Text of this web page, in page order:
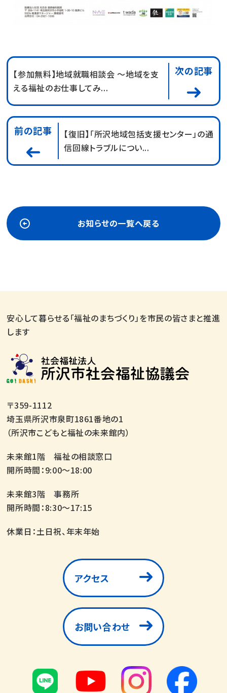
前の記事
【復旧】「所沢地域包括支援センター」の通
信回線トラブルについ...
【参加無料】地域就職相談会 ～地域を支
える福祉のお仕事してみ...
次の記事
お知らせの一覧へ戻る
安心して暮らせる「福祉のまちづくり」を市民の皆さまと推進
します
〒359-1112
埼玉県所沢市泉町1861番地の1
（所沢市こどもと福祉の未来館内）
未来館1階 福祉の相談窓口
開所時間：9:00～18:00
未来館3階 事務所
開所時間：8:30～17:15
休業日：土日祝、年末年始
アクセス
お問い合わせ